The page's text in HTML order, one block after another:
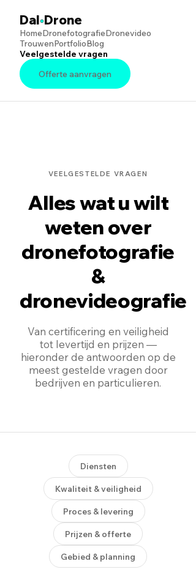
Dal•Drone
HomeDronefotografieDronevideo
TrouwenPortfolioBlog
Veelgestelde vragen
Offerte aanvragen
VEELGESTELDE VRAGEN
Alles wat u wilt
weten over
dronefotografie
&
dronevideografie
Van certificering en veiligheid
tot levertijd en prijzen —
hieronder de antwoorden op de
meest gestelde vragen door
bedrijven en particulieren.
Diensten
Kwaliteit & veiligheid
Proces & levering
Prijzen & offerte
Gebied & planning